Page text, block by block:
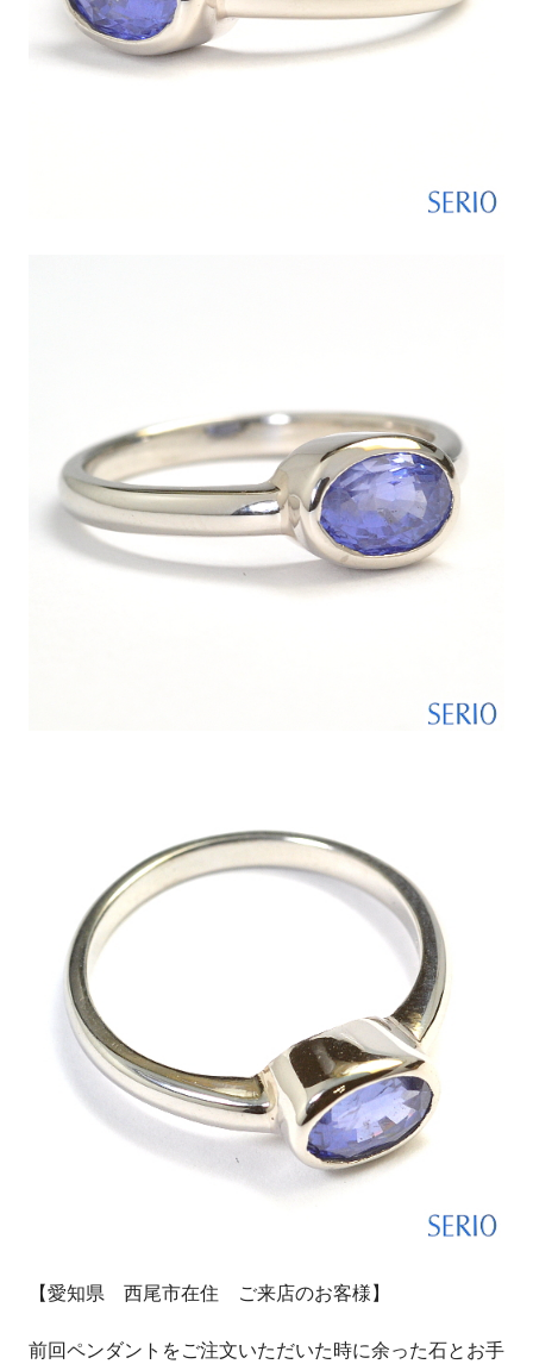
【愛知県 西尾市在住 ご来店のお客様】
前回ペンダントをご注文いただいた時に余った石とお手